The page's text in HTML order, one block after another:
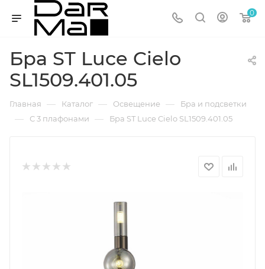
0
Бра ST Luce Cielo
SL1509.401.05
Главная — Каталог — Освещение — Бра и подсветки
— С 3 плафонами — Бра ST Luce Cielo SL1509.401.05